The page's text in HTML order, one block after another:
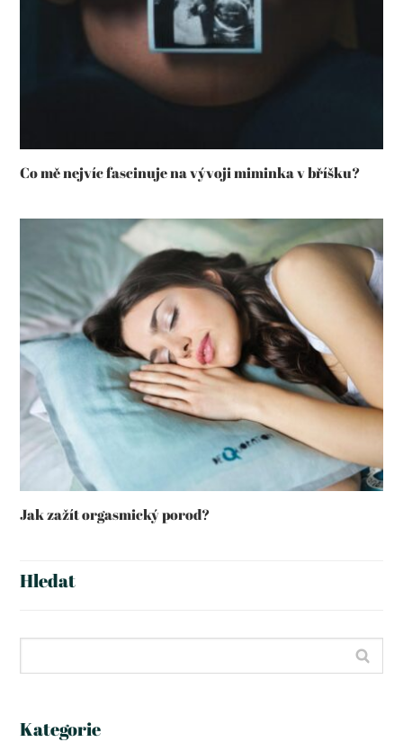
Co mě nejvíc fascinuje na vývoji miminka v bříšku?
Jak zažít orgasmický porod?
Hledat
Kategorie